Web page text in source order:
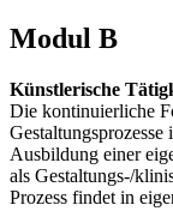
Modul B
Künstlerische
Die kontinuierliche
Gestaltungsprozesse
Ausbildung einer
als Gestaltungs-/
Prozess findet in